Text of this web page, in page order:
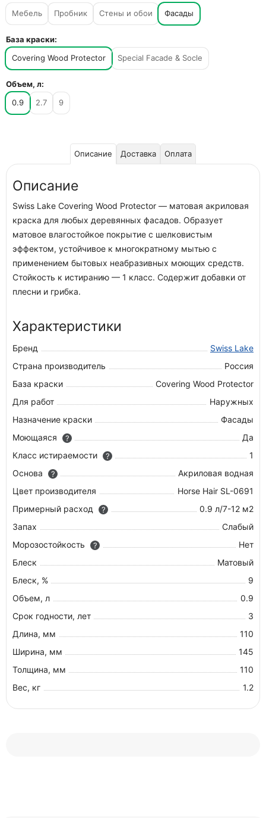
Мебель
Пробник Стены и обои Фасады
База краски:
Covering Wood Protector
Special Facade & Socle
Объем, л:
0.9
2.7 9
Описание Доставка Оплата
Описание
Swiss Lake Covering Wood Protector — матовая акриловая
краска для любых деревянных фасадов. Образует
матовое влагостойкое покрытие с шелковистым
эффектом, устойчивое к многократному мытью с
применением бытовых неабразивных моющих средств.
Стойкость к истиранию — 1 класс. Содержит добавки от
плесни и грибка.
Характеристики
Бренд
Swiss Lake
Страна производитель
Россия
База краски
Covering Wood Protector
Для работ
Наружных
Назначение краски
Фасады
Моющаяся
?
Да
Класс истираемости
?
1
Основа
?
Акриловая водная
Цвет производителя
Horse Hair SL-0691
Примерный расход
?
0.9 л/7-12 м2
Запах
Слабый
Морозостойкость
?
Нет
Блеск
Матовый
Блеск, %
9
Объем, л
0.9
Срок годности, лет
3
Длина, мм
110
Ширина, мм
145
Толщина, мм
110
Вес, кг
1.2